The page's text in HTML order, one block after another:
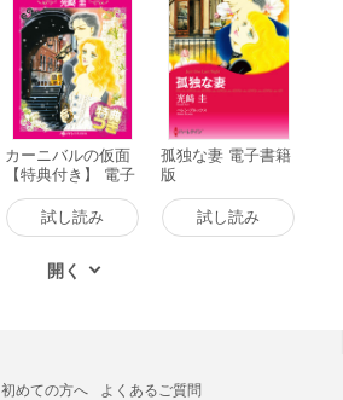
カーニバルの仮面
【特典付き】 電子
書籍版
試し読み
孤独な妻 電子書籍
版
試し読み
初めての方へ
よくあるご質問